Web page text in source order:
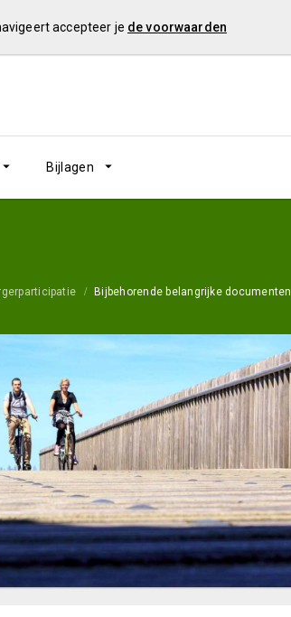
accepteer je de voorwaarden
Bijlagen
Bijbehorende belangrijke documenten